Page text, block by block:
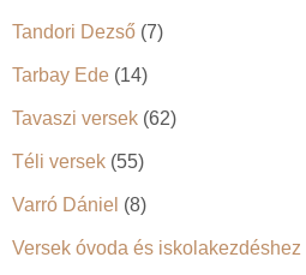
Tandori Dezső (7)
Tarbay Ede (14)
Tavaszi versek (62)
Téli versek (55)
Varró Dániel (8)
Versek óvoda és iskolakezdéshez